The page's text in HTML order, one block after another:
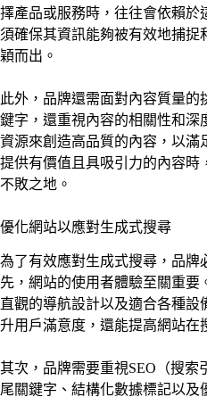
擇產品或服務時，往往會依賴於
須確保其資訊能夠被有效地捕捉
穎而出。
此外，品牌還需面對內容質量的
鍵字，還重視內容的相關性和深
資源來創造高品質的內容，以滿
提供有價值且具吸引力的內容時
不敗之地。
優化網站以應對生成式搜尋
為了有效應對生成式搜尋，品牌
先，網站的使用者體驗至關重要
直觀的導航設計以及適合各種設
升用戶滿意度，還能提高網站在
其次，品牌需要重視SEO（搜
尾關鍵字、結構化數據標記以